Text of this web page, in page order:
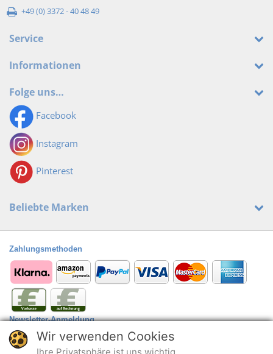
+49 (0) 3372 - 40 48 49
Service
Informationen
Folge uns…
Facebook
Instagram
Pinterest
Beliebte Marken
Zahlungsmethoden
Newsletter-Anmeldung
@
Wir verwenden Cookies